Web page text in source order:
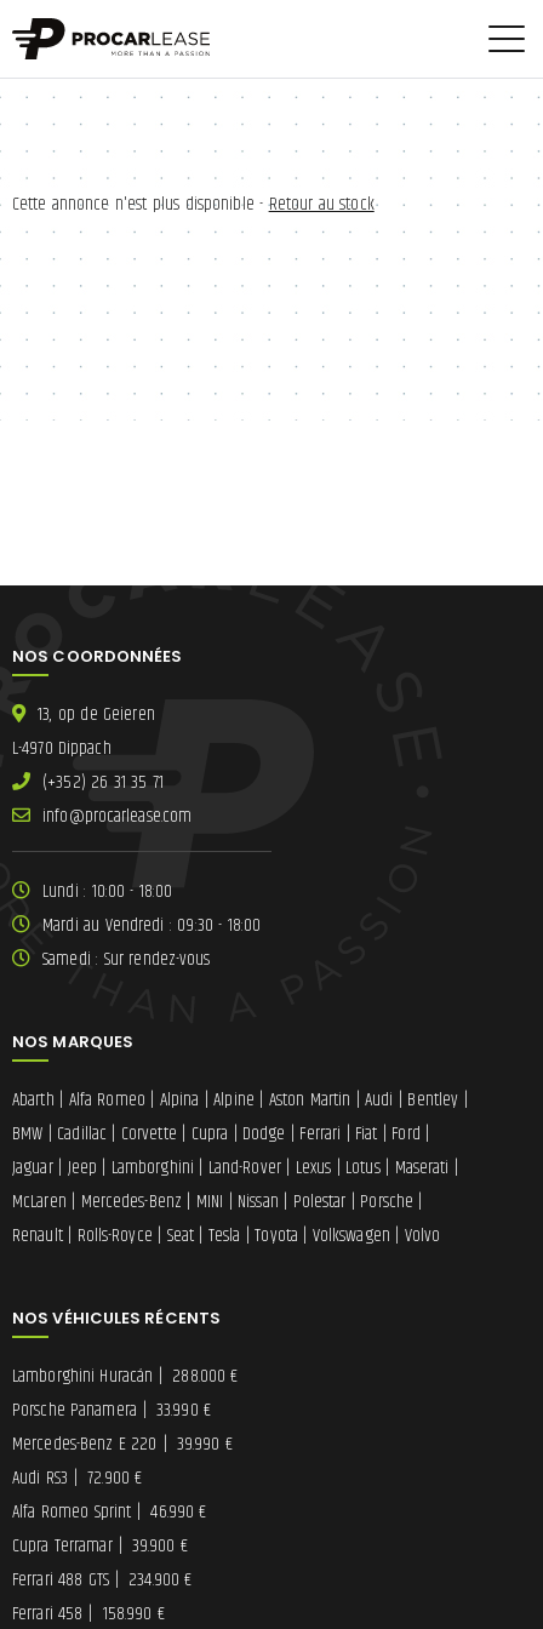
Cette annonce n'est plus disponible -Retour au stock
NOS COORDONNÉES
13, op de Geieren
L-4970 Dippach
(+352) 26 31 35 71
moc.esae
lracorp@of
ni
Lundi : 10:00 - 18:00
Mardi au Vendredi : 09:30 - 18:00
Samedi : Sur rendez-vous
NOS MARQUES
Abarth | Alfa Romeo | Alpina |Alpine | Aston Martin |Audi | Bentley |
BMW | Cadillac | Corvette | Cupra | Dodge | Ferrari | Fiat | Ford |
Jaguar| Jeep | Lamborghini | Land-Rover| Lexus | Lotus| Maserati |
McLaren | Mercedes-Benz | MINI | Nissan | Polestar | Porsche |
Renault| Rolls-Royce | Seat | Tesla |Toyota | Volkswagen | Volvo
NOS VÉHICULES RÉCENTS
Lamborghini Huracán | 288.000 €
Porsche Panamera | 33.990 €
Mercedes-Benz E 220 | 39.990 €
Audi RS3 | 72.900 €
Alfa Romeo Sprint | 46.990 €
Cupra Terramar | 39.900 €
Ferrari 488 GTS | 234.900 €
Ferrari 458 | 158.990 €